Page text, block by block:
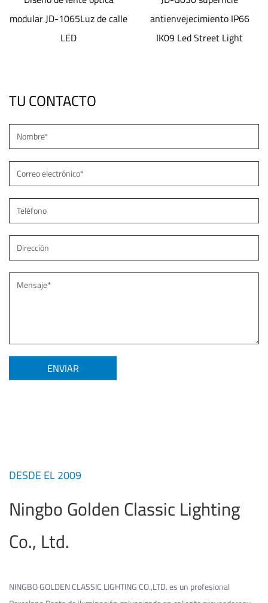
de calle
antienvejecimiento IP66
IK09 Led Street Light
TU CONTACTO
DESDE EL 2009
Ningbo Golden Classic Lighting
Co., Ltd.
NINGBO GOLDEN CLASSIC LIGHTING CO.,LTD. es un profesional